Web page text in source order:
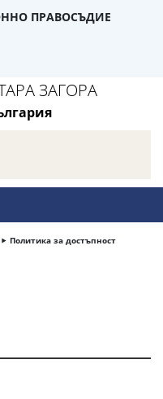
ПРАВОСЪДИЕ
ЗАГОРА
Политика за достъпност